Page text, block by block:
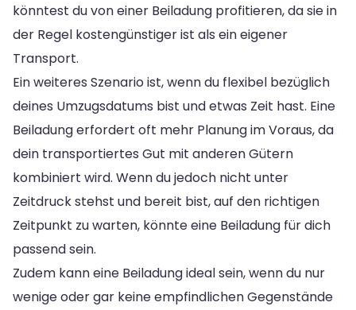
könntest du von einer Beiladung profitieren, da sie in
der Regel kostengünstiger ist als ein eigener
Transport.
Ein weiteres Szenario ist, wenn du flexibel bezüglich
deines Umzugsdatums bist und etwas Zeit hast. Eine
Beiladung erfordert oft mehr Planung im Voraus, da
dein transportiertes Gut mit anderen Gütern
kombiniert wird. Wenn du jedoch nicht unter
Zeitdruck stehst und bereit bist, auf den richtigen
Zeitpunkt zu warten, könnte eine Beiladung für dich
passend sein.
Zudem kann eine Beiladung ideal sein, wenn du nur
wenige oder gar keine empfindlichen Gegenstände